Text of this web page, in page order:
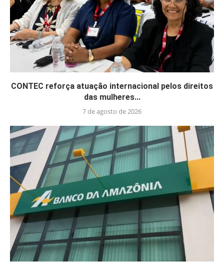
CONTEC reforça atuação internacional pelos direitos
das mulheres...
7 de agosto de 2026